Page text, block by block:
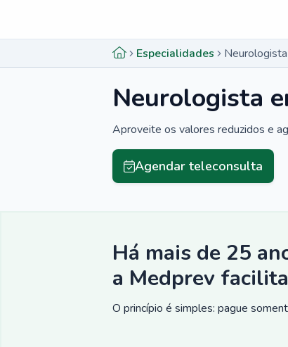
Especialidades
Neurologista
Aproveite os valores reduzidos e
Agendar teleconsulta
Há mais de 25
a Medprev
O princípio é simples: pague